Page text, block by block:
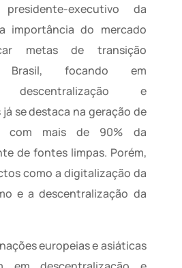
executivo da
importância do mercado
metas de transição
focando em
descentralização e
se destaca na geração de
com mais de 90% da
de fontes limpas. Porém,
como a digitalização da
e a descentralização da
europeias e asiáticas